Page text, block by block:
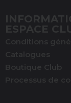
ESPACE
Conditions
Catalogues
Boutique Club
Processus de